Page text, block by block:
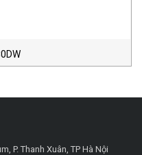
P. Thanh Xuân, TP Hà Nội